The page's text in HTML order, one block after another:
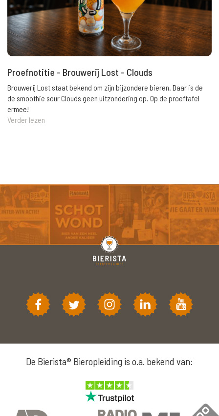
Proefnotitie - Brouwerij Lost - Clouds
Brouwerij Lost staat bekend om zijn bijzondere bieren. Daar is de
de smoothie sour Clouds geen uitzondering op. Op de proeftafel
ermee!
Verder lezen
De Bierista® Bieropleiding is o.a. bekend van: